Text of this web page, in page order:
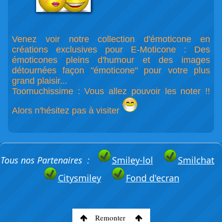
Venez voir notre collection d'émoticone en
créations exclusives pour E-Moticone : Des
émoticones pleins d'humour et des images
détournées façon "émoticone" pour votre plus
grand plaisir...
Toomuchissime : Vous allez pouvoir les noter !!
Alors n'hésitez pas à visiter
Tous nos Partenaires : Smiley-lol
Smilchat
Citysmiley
Fond d'ecran
Remonter